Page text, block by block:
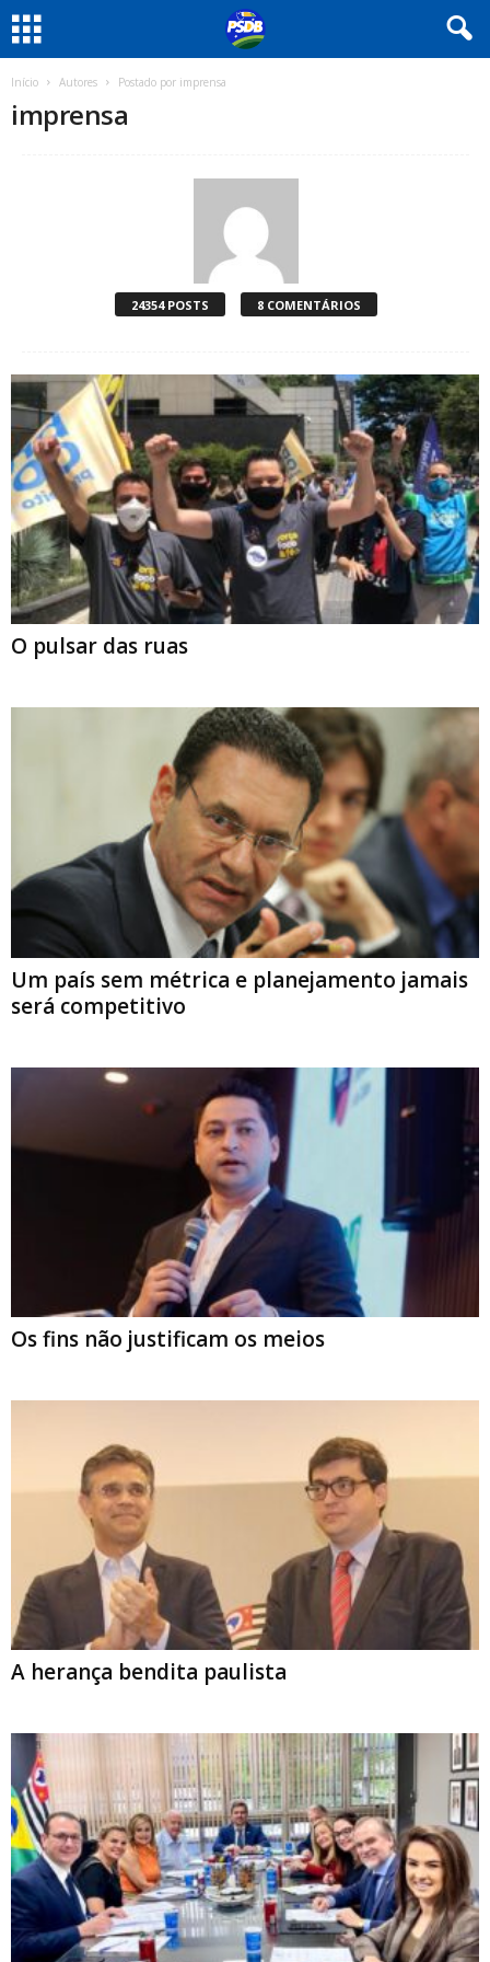
Início Autores Postado por imprensa
imprensa
24354 POSTS 8 COMENTÁRIOS
O pulsar das ruas
Um país sem métrica e planejamento jamais
será competitivo
Os fins não justificam os meios
A herança bendita paulista